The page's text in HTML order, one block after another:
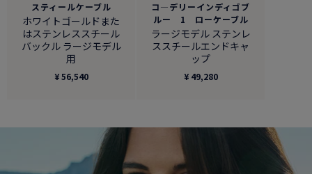
スティールケーブル
ホワイトゴールドまた
はステンレススチール
バックル ラージモデル
用
¥ 56,540
コ―デリーインディゴブ
ルー 1 ローケーブル
ラージモデル ステンレ
ススチールエンドキャ
ップ
¥ 49,280